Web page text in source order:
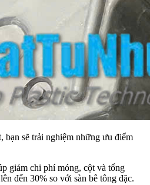
bạn sẽ trải nghiệm những ưu điểm
giảm chi phí móng, cột và tổng
đến 30% so với sàn bê tông đặc.